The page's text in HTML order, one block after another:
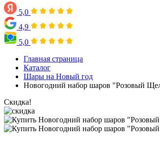
5,0
4,9
5,0
Главная страница
Каталог
Шары на Новый год
Новогодний набор шаров "Розовый
Скидка!